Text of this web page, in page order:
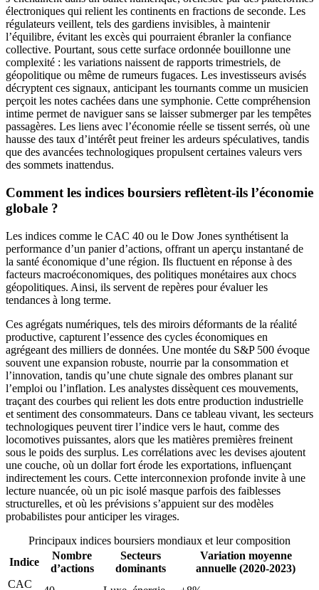
électroniques qui relient les continents en fractions de seconde. Les
régulateurs veillent, tels des gardiens invisibles, à maintenir
l’équilibre, évitant les excès qui pourraient ébranler la confiance
collective. Pourtant, sous cette surface ordonnée bouillonne une
complexité : les variations naissent de rapports trimestriels, de
géopolitique ou même de rumeurs fugaces. Les investisseurs avisés
décryptent ces signaux, anticipant les tournants comme un musicien
perçoit les notes cachées dans une symphonie. Cette compréhension
intime permet de naviguer sans se laisser submerger par les tempêtes
passagères. Les liens avec l’économie réelle se tissent serrés, où une
hausse des taux d’intérêt peut freiner les ardeurs spéculatives, tandis
que des avancées technologiques propulsent certaines valeurs vers
des sommets inattendus.
Comment les indices boursiers reflètent-ils l’économie
globale ?
Les indices comme le CAC 40 ou le Dow Jones synthétisent la
performance d’un panier d’actions, offrant un aperçu instantané de
la santé économique d’une région. Ils fluctuent en réponse à des
facteurs macroéconomiques, des politiques monétaires aux chocs
géopolitiques. Ainsi, ils servent de repères pour évaluer les
tendances à long terme.
Ces agrégats numériques, tels des miroirs déformants de la réalité
productive, capturent l’essence des cycles économiques en
agrégeant des milliers de données. Une montée du S&P 500 évoque
souvent une expansion robuste, nourrie par la consommation et
l’innovation, tandis qu’une chute signale des ombres planant sur
l’emploi ou l’inflation. Les analystes dissèquent ces mouvements,
traçant des courbes qui relient les dots entre production industrielle
et sentiment des consommateurs. Dans ce tableau vivant, les secteurs
technologiques peuvent tirer l’indice vers le haut, comme des
locomotives puissantes, alors que les matières premières freinent
sous le poids des surplus. Les corrélations avec les devises ajoutent
une couche, où un dollar fort érode les exportations, influençant
indirectement les cours. Cette interconnexion profonde invite à une
lecture nuancée, où un pic isolé masque parfois des faiblesses
structurelles, et où les prévisions s’appuient sur des modèles
probabilistes pour anticiper les virages.
Principaux indices boursiers mondiaux et leur composition
Indice
Nombre
d’actions
Secteurs
dominants
Variation moyenne
annuelle (2020-2023)
CAC